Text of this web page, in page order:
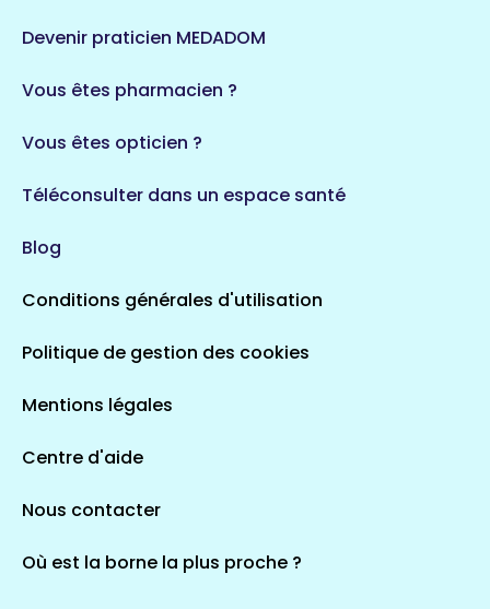
Devenir praticien MEDADOM
Vous êtes pharmacien ?
Vous êtes opticien ?
Téléconsulter dans un espace santé
Blog
Conditions générales d'utilisation
Politique de gestion des cookies
Mentions légales
Centre d'aide
Nous contacter
Où est la borne la plus proche ?